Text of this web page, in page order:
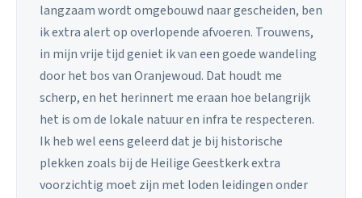
langzaam wordt omgebouwd naar gescheiden, ben
ik extra alert op overlopende afvoeren. Trouwens,
in mijn vrije tijd geniet ik van een goede wandeling
door het bos van Oranjewoud. Dat houdt me
scherp, en het herinnert me eraan hoe belangrijk
het is om de lokale natuur en infra te respecteren.
Ik heb wel eens geleerd dat je bij historische
plekken zoals bij de Heilige Geestkerk extra
voorzichtig moet zijn met loden leidingen onder